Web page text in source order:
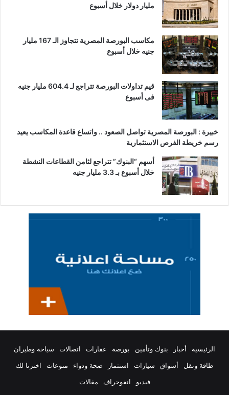
مليار دولار خلال أسبوع
مكاسب البورصة المصرية تتجاوز الـ 167 مليار
جنيه خلال أسبوع
قيم تداولات البورصة تتراجع لـ 604.4 مليار جنيه
فى أسبوع
خبيرة : البورصة المصرية تواصل الصعود .. واتساع قاعدة المكاسب يعيد
رسم خريطة الفرص الاستثمارية
أسهم “البنوك” تتراجع لثامن القطاعات النشطة
خلال أسبوع بـ 3.3 مليار جنيه
الرئيسية أخبار بنوك وتأمين بورصة عقارات اتصالات
سياحة وطيران
طاقة ونقل
أسواق سيارات استثمار صحة ودواء منوعات
اخترنا لك
فيديو
انفوجراف مقالات